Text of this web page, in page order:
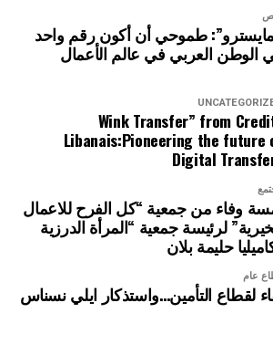
طموحي أن أكون رقم واحد
الوطن العربي في عالم الأعمال
“Wink Transfer” from
Libanais:Pioneering the future
Digital
وفاء من جمعية “كل الفرح للاعمال
لرئيسة جمعية “المرأة الدرزية
حليمة بلان
عام
لقطاع التأمين…واستذكار ايلي نسناس